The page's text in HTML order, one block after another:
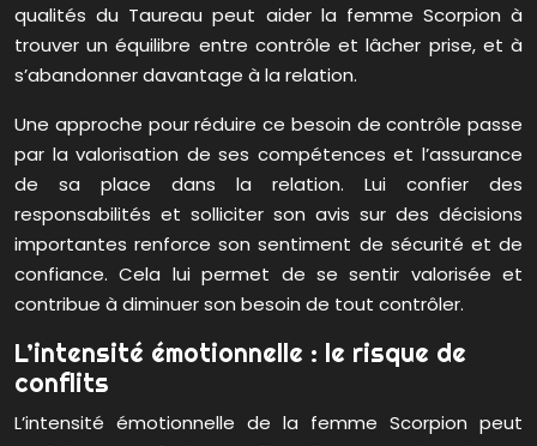
qualités du Taureau peut aider la femme Scorpion à
trouver un équilibre entre contrôle et lâcher prise, et à
s’abandonner davantage à la relation.
Une approche pour réduire ce besoin de contrôle passe
par la valorisation de ses compétences et l’assurance
de sa place dans la relation. Lui confier des
responsabilités et solliciter son avis sur des décisions
importantes renforce son sentiment de sécurité et de
confiance. Cela lui permet de se sentir valorisée et
contribue à diminuer son besoin de tout contrôler.
L’intensité émotionnelle : le risque de
conflits
L’intensité émotionnelle de la femme Scorpion peut